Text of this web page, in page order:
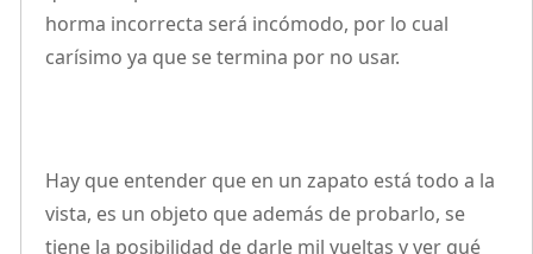
horma incorrecta será incómodo, por lo cual
carísimo ya que se termina por no usar.
Hay que entender que en un zapato está todo a la
vista, es un objeto que además de probarlo, se
tiene la posibilidad de darle mil vueltas y ver qué